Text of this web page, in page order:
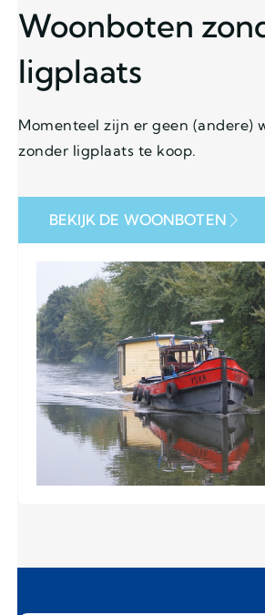
Woonboten
ligplaats
Momenteel zijn er geen (andere)
zonder ligplaats te koop.
BEKIJK DE WOONBOTEN